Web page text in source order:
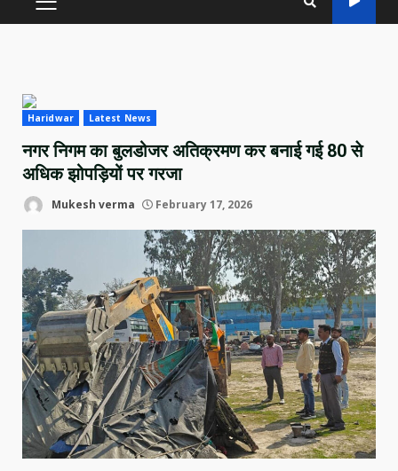
PRIMARY
Haridwar Latest News
नगर निगम का बुलडोजर अतिक्रमण कर बनाई गई 80 से
अधिक झोपड़ियों पर गरजा
Mukesh verma February 17, 2026